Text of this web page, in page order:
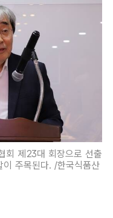
회 제23대 회장으로 선출
주목된다. /한국식품산